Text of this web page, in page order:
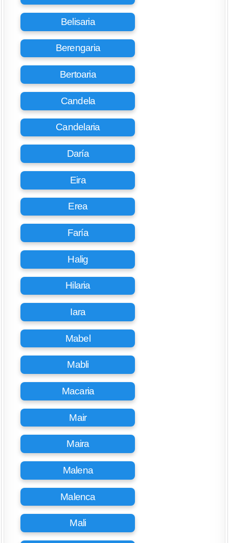
Belisaria
Berengaria
Bertoaria
Candela
Candelaria
Daría
Eira
Erea
Faría
Halig
Hilaria
Iara
Mabel
Mabli
Macaria
Mair
Maira
Malena
Malenca
Mali